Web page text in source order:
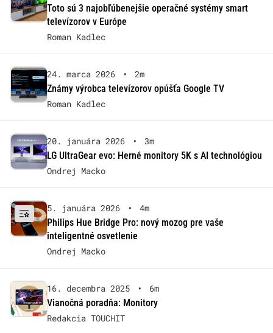
Toto sú 3 najobľúbenejšie operačné systémy smart
televízorov v Európe
Roman Kadlec
24. marca 2026 •
2m
Známy výrobca televízorov opúšťa Google TV
Roman Kadlec
20. januára 2026 •
3m
LG UltraGear evo: Herné monitory 5K s AI technológiou
Ondrej Macko
5. januára 2026 •
4m
Philips Hue Bridge Pro: nový mozog pre vaše
inteligentné osvetlenie
Ondrej Macko
16. decembra 2025 •
6m
Vianočná poradňa: Monitory
Redakcia TOUCHIT